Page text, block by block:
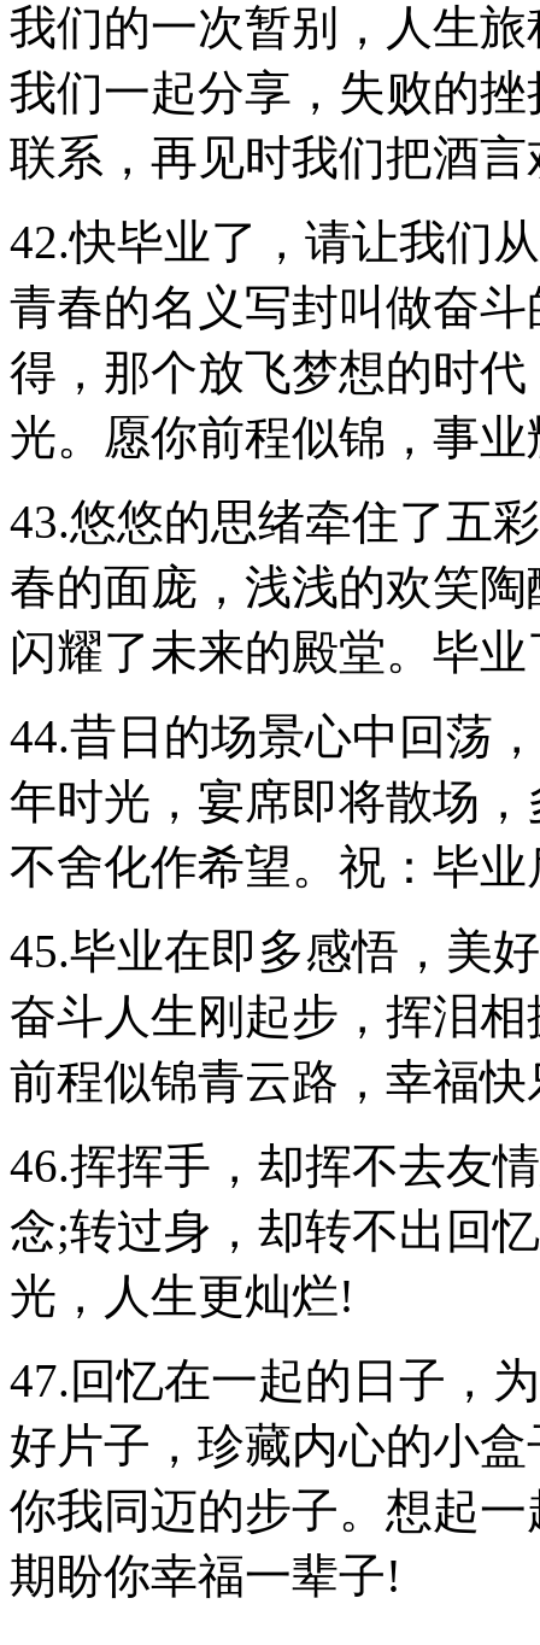
我们的一次暂别，人生
我们一起分享，失败的
联系，再见时我们把酒言
42.快毕业了，请让我们
青春的名义写封叫做奋
得，那个放飞梦想的时
光。愿你前程似锦，事
43.悠悠的思绪牵住了五
春的面庞，浅浅的欢笑
闪耀了未来的殿堂。毕
44.昔日的场景心中回荡
年时光，宴席即将散场
不舍化作希望。祝：毕
45.毕业在即多感悟，美
奋斗人生刚起步，挥泪
前程似锦青云路，幸福
46.挥挥手，却挥不去友
念;转过身，却转不出回
光，人生更灿烂!
47.回忆在一起的日子，
好片子，珍藏内心的小
你我同迈的步子。想起
期盼你幸福一辈子!